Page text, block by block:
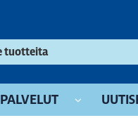
PALVELUT